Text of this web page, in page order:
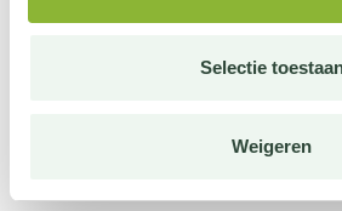
Selectie
Weigeren